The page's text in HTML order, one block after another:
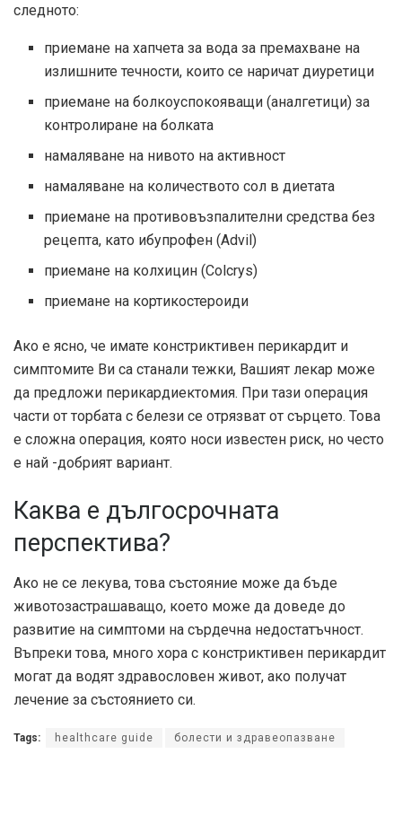
следното:
приемане на хапчета за вода за премахване на
излишните течности, които се наричат ​​диуретици
приемане на болкоуспокояващи (аналгетици) за
контролиране на болката
намаляване на нивото на активност
намаляване на количеството сол в диетата
приемане на противовъзпалителни средства без
рецепта, като ибупрофен (Advil)
приемане на колхицин (Colcrys)
приемане на кортикостероиди
Ако е ясно, че имате констриктивен перикардит и
симптомите Ви са станали тежки, Вашият лекар може
да предложи перикардиектомия. При тази операция
части от торбата с белези се отрязват от сърцето. Това
е сложна операция, която носи известен риск, но често
е най -добрият вариант.
Каква е дългосрочната
перспектива?
Ако не се лекува, това състояние може да бъде
животозастрашаващо, което може да доведе до
развитие на симптоми на сърдечна недостатъчност.
Въпреки това, много хора с констриктивен перикардит
могат да водят здравословен живот, ако получат
лечение за състоянието си.
Tags: healthcare guide болести и здравеопазване